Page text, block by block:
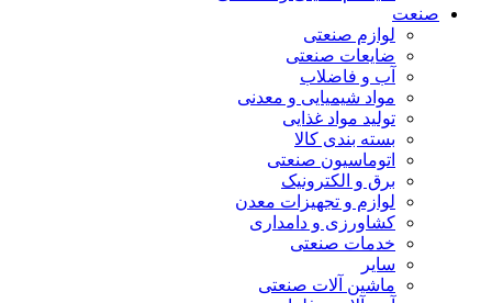
صنعت
لوازم صنعتی
ضایعات صنعتی
آب و فاضلاب
مواد شیمیایی و معدنی
تولید مواد غذایی
بسته بندی کالا
اتوماسیون صنعتی
برق و الکترونیک
لوازم و تجهیزات معدن
کشاورزی و دامداری
خدمات صنعتی
سایر
ماشین آلات صنعتی